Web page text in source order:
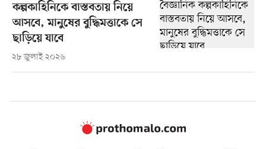
কল্পকাহিনিকে বাস্তবতায় নিয়ে
আসবে, মানুষের বুদ্ধিমত্তাকে সে
ছাড়িয়ে যাবে
২৮ জুলাই ২০২৬